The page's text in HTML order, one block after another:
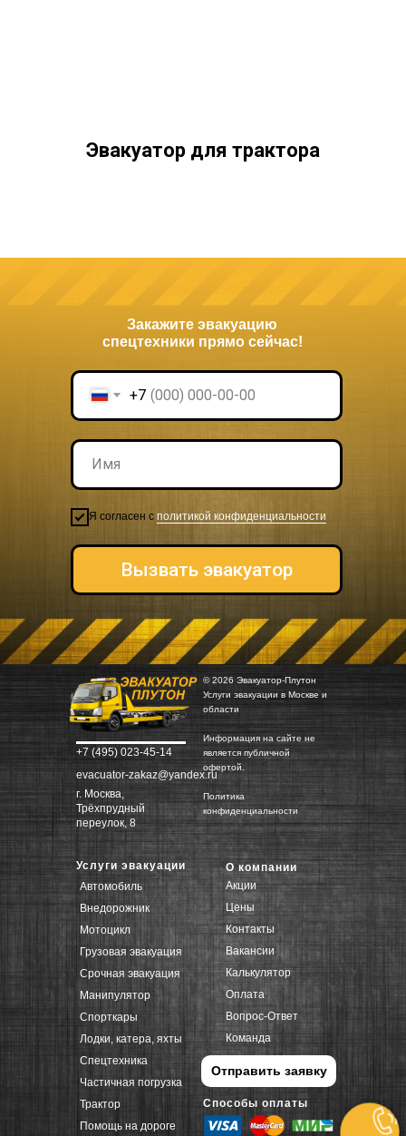
Эвакуатор для трактора
Закажите эвакуацию
спецтехники прямо сейчас!
+7
Я согласен с политикой конфиденциальности
Вызвать эвакуатор
Услуги эвакуации
Автомобиль
Внедорожник
Мотоцикл
Грузовая эвакуация
Срочная эвакуация
Манипулятор
Спорткары
О компании
Акции
Цены
Контакты
Вакансии
Калькулятор
Оплата
Вопрос-Ответ
Команда
© 2026 Эвакуатор-Плутон
Услуги эвакуации в Москве и
области
Информация на сайте не
является публичной
офертой.
Политика
конфиденциальности
+7 (495) 023-45-14
evacuator-zakaz@yandex.ru
г. Москва,
Трёхпрудный
переулок, 8
Лодки, катера, яхты
Спецтехника
Частичная погрузка
Трактор
Помощь на дороге
Способы оплаты
Отправить заявку